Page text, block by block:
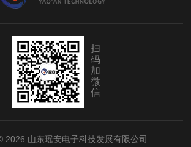
扫
码
加
微
信
2026 山东瑶安电子科技发展有限公司